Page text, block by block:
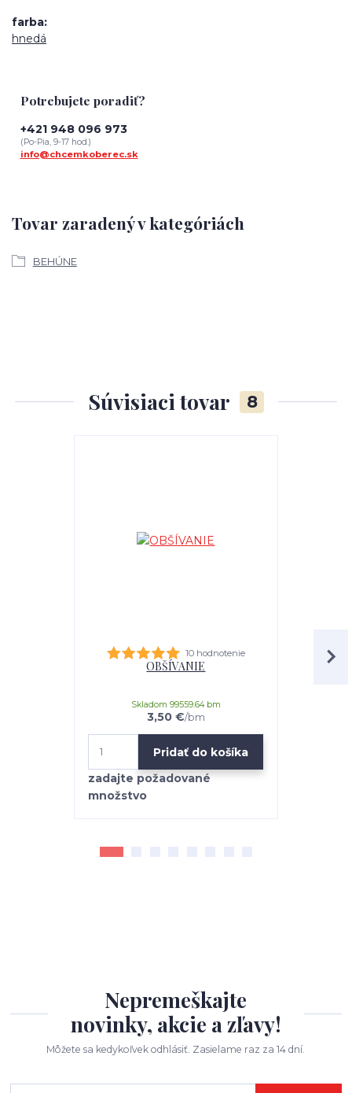
farba
hnedá
Tovar zaradený v kategóriách
BEHÚNE
Potrebujete poradiť?
+421 948 096 973
(Po-Pia, 9-17 hod.)
info@chcemkoberec.sk
Súvisiaci tovar 8
10 hodnotenie
OBŠÍVANIE
3,50 €/bm
Skladom 99559.64 bm
Pridať do košíka
Nepremeškajte
novinky, akcie a zľavy!
Môžete sa kedykoľvek odhlásiť. Zasielame raz za 14 dní.